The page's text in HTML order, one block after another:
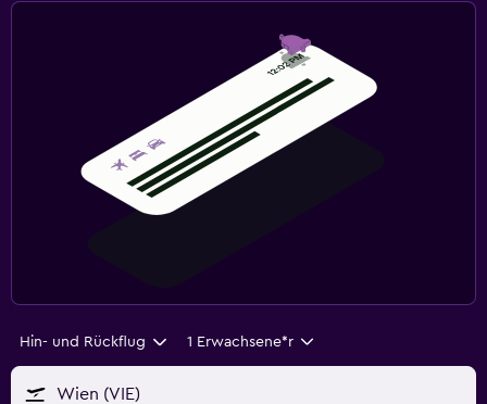
Hin- und Rückflug 1 Erwachsene*r
Wien (VIE)